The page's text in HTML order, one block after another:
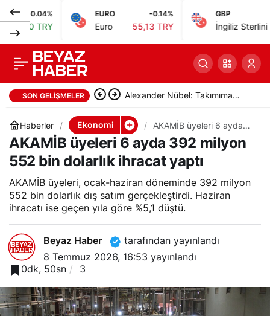
EURO -0.14%
Euro 55,13 TRY
GBP
İngiliz Sterlini 64,47
SON GELIŞMELER Alexander Nübel: Takımıma
yardımcı olmak için elimden
geleni yapacağım
Haberler Ekonomi
AKAMİB üyeleri 6 ayda
392 milyon 552 bin
dolarlık ihracat yaptı
AKAMİB üyeleri 6 ayda 392 milyon
552 bin dolarlık ihracat yaptı
AKAMİB üyeleri, ocak-haziran döneminde 392 milyon
552 bin dolarlık dış satım gerçekleştirdi. Haziran
ihracatı ise geçen yıla göre %5,1 düştü.
Beyaz Haber
tarafından yayınlandı
8 Temmuz 2026, 16:53 yayınlandı
0dk, 50sn
3
IMF küresel ekonomik
büyüme tahminini
yüzde 3’e düşürdü
0 Paylaş